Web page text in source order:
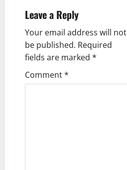
a
v
i
g
Leave a Reply
Your email address will not
be published. Required
fields are marked *
Comment*